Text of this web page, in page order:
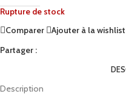
Rupture de stock
Comparer
Ajouter à la wishlist
Partager :
Description